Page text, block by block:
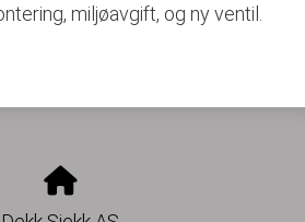
miljøavgift, og ny ventil.